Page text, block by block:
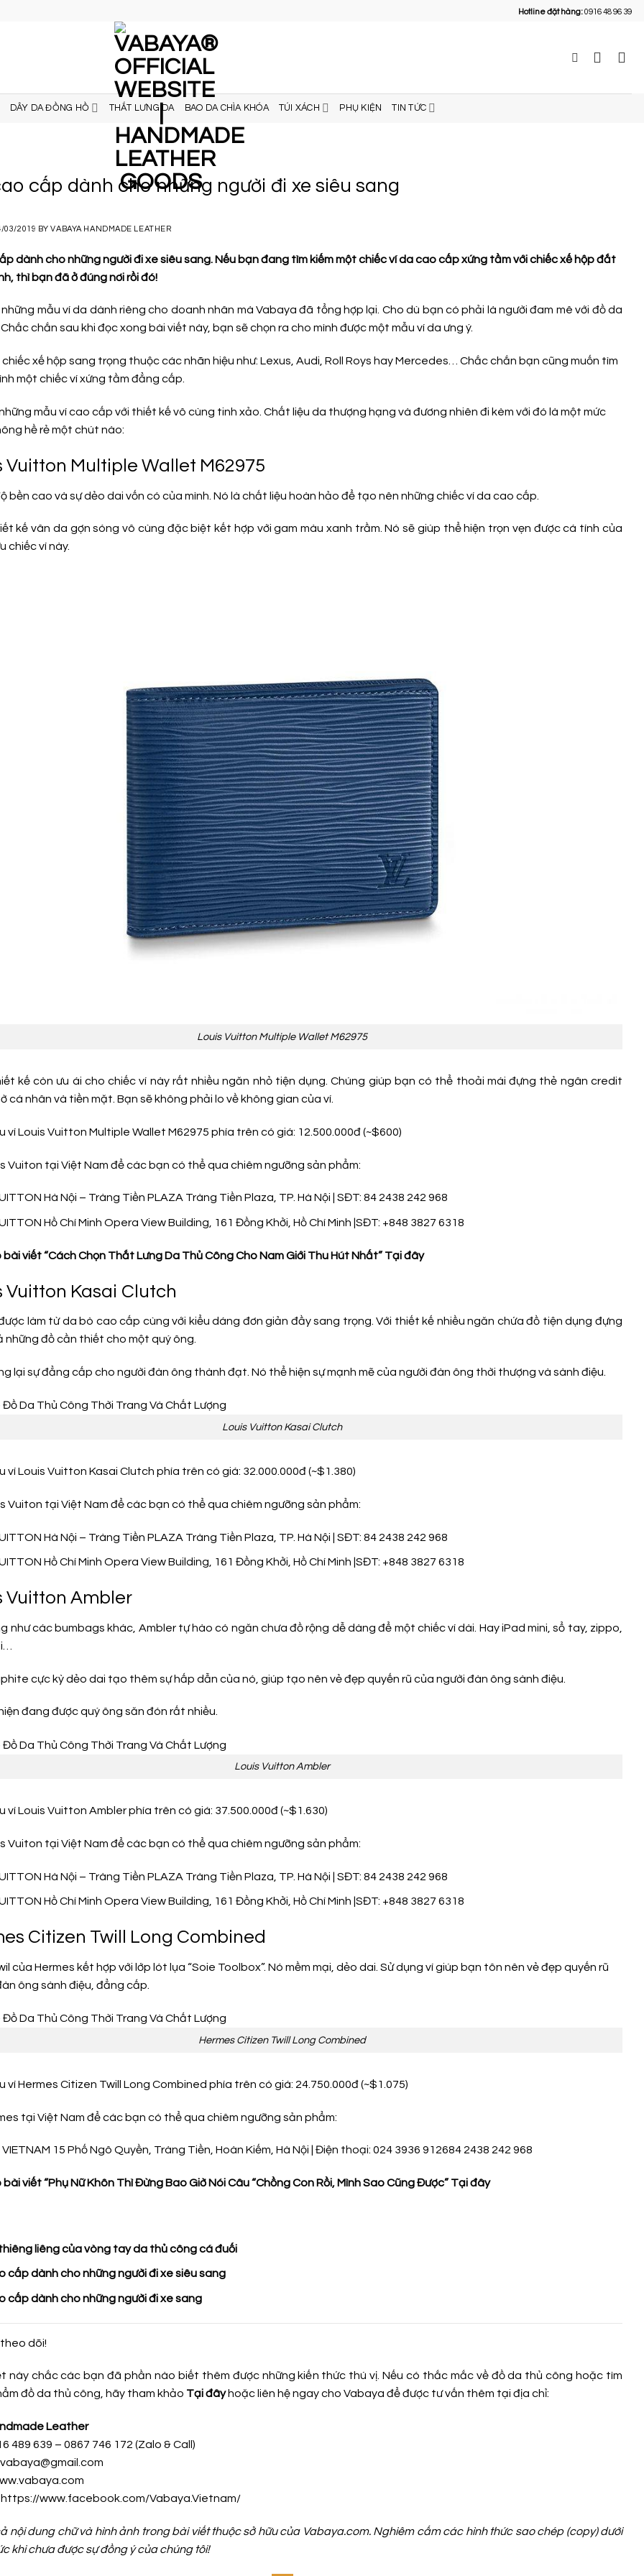
Hotline đặt hàng:0916 48 96 39
DÂY DA ĐỒNG HỒ THẮT LƯNG DA BAO DA CHÌA KHÓA TÚI XÁCH PHỤ KIỆN TIN TỨC
cấp dành cho những người đi xe siêu sang
03/2019 BYVABAYA HANDMADE LEATHER
dành cho những người đi xe siêu sang. Nếu bạn đang tìm kiếm một chiếc ví da cao cấp xứng tầm với chiếc xế hộp đắt
thì bạn đã ở đúng nơi rồi đó!
mẫu ví da dành riêng cho doanh nhân mà Vabaya đã tổng hợp lại. Cho dù bạn có phải là người đam mê với đồ da
chắn sau khi đọc xong bài viết này, bạn sẽ chọn ra cho mình được một mẫu ví da ưng ý.
chiếc xế hộp sang trọng thuộc các nhãn hiệu như: Lexus, Audi, Roll Roys hay Mercedes… Chắc chắn bạn cũng muốn tìm
một chiếc ví xứng tầm đẳng cấp.
mẫu ví cao cấp với thiết kế vô cùng tinh xảo. Chất liệu da thượng hạng và đương nhiên đi kèm với đó là một mức
hề rẻ một chút nào:
Vuitton Multiple Wallet M62975
bền cao và sự dẻo dai vốn có của mình. Nó là chất liệu hoàn hảo để tạo nên những chiếc ví da cao cấp.
kế vân da gợn sóng vô cùng đặc biệt kết hợp với gam màu xanh trầm. Nó sẽ giúp thể hiện trọn vẹn được cá tính của
chiếc ví này.
Louis Vuitton Multiple Wallet M62975
kế còn ưu ái cho chiếc ví này rất nhiều ngăn nhỏ tiện dụng. Chúng giúp bạn có thể thoải mái đựng thẻ ngân credit
cá nhân và tiền mặt. Bạn sẽ không phải lo về không gian của ví.
ví Louis Vuitton Multiple Wallet M62975 phía trên có giá: 12.500.000đ (~$600)
Vuiton tại Việt Nam để các bạn có thể qua chiêm ngưỡng sản phẩm:
Hà Nội – Tràng Tiền PLAZA Tràng Tiền Plaza, TP. Hà Nội | SĐT: 84 2438 242 968
Hồ Chí Minh Opera View Building, 161 Đồng Khởi, Hồ Chí Minh |SĐT: +848 3827 6318
viết “Cách Chọn Thắt Lưng Da Thủ Công Cho Nam Giới Thu Hút Nhất” Tại đây
Vuitton Kasai Clutch
làm từ da bò cao cấp cùng với kiểu dáng đơn giản đầy sang trọng. Với thiết kế nhiều ngăn chứa đồ tiện dụng đựng
những đồ cần thiết cho một quý ông.
lại sự đẳng cấp cho người đàn ông thành đạt. Nó thể hiện sự mạnh mẽ của người đàn ông thời thượng và sành điệu.
Louis Vuitton Kasai Clutch
ví Louis Vuitton Kasai Clutch phía trên có giá: 32.000.000đ (~$1.380)
Vuiton tại Việt Nam để các bạn có thể qua chiêm ngưỡng sản phẩm:
Hà Nội – Tràng Tiền PLAZA Tràng Tiền Plaza, TP. Hà Nội | SĐT: 84 2438 242 968
Hồ Chí Minh Opera View Building, 161 Đồng Khởi, Hồ Chí Minh |SĐT: +848 3827 6318
Vuitton Ambler
như các bumbags khác, Ambler tự hào có ngăn chưa đồ rộng dễ dàng để một chiếc ví dài. Hay iPad mini, sổ tay, zippo,
cực kỳ dẻo dai tạo thêm sự hấp dẫn của nó, giúp tạo nên vẻ đẹp quyến rũ của người đàn ông sành điệu.
đang được quý ông săn đón rất nhiều.
Louis Vuitton Ambler
ví Louis Vuitton Ambler phía trên có giá: 37.500.000đ (~$1.630)
Vuiton tại Việt Nam để các bạn có thể qua chiêm ngưỡng sản phẩm:
Hà Nội – Tràng Tiền PLAZA Tràng Tiền Plaza, TP. Hà Nội | SĐT: 84 2438 242 968
Hồ Chí Minh Opera View Building, 161 Đồng Khởi, Hồ Chí Minh |SĐT: +848 3827 6318
Citizen Twill Long Combined
của Hermes kết hợp với lớp lót lụa “Soie Toolbox”. Nó mềm mại, dẻo dai. Sử dụng ví giúp bạn tôn nên vẻ đẹp quyến rũ
ông sành điệu, đẳng cấp.
Hermes Citizen Twill Long Combined
ví Hermes Citizen Twill Long Combined phía trên có giá: 24.750.000đ (~$1.075)
tại Việt Nam để các bạn có thể qua chiêm ngưỡng sản phẩm:
VIETNAM 15 Phố Ngô Quyền, Tràng Tiền, Hoàn Kiếm, Hà Nội | Điện thoại: 024 3936 912684 2438 242 968
viết “Phụ Nữ Khôn Thì Đừng Bao Giờ Nói Câu “Chồng Con Rồi, Mình Sao Cũng Được” Tại đây
liêng của vòng tay da thủ công cá đuối
cấp dành cho những người đi xe siêu sang
cấp dành cho những người đi xe sang
dõi!
này chắc các bạn đã phần nào biết thêm được những kiến thức thú vị. Nếu có thắc mắc về đồ da thủ công hoặc tìm
đồ da thủ công, hãy tham khảo Tại đâyhoặc liên hệ ngay cho Vabaya để được tư vấn thêm tại địa chỉ:
Leather
489 639 – 0867 746 172 (Zalo & Call)
https://www.facebook.com/Vabaya.Vietnam/
nội dung chữ và hình ảnh trong bài viết thuộc sở hữu của Vabaya.com. Nghiêm cấm các hình thức sao chép (copy) dưới
khi chưa được sự đồng ý của chúng tôi!